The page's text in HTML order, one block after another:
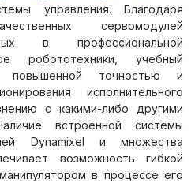
управления. Благодаря
сервомодулей
в профессиональной
робототехники, учебный
повышенной точностью и
исполнительного
с какими-либо другими
встроенной системы
Dynamixel и множества
возможность гибкой
в процессе его